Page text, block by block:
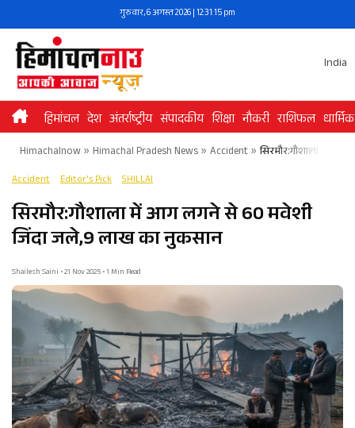
to
content
गुरुवार, 6 अगस्त 2026 | 12:31:16 pm
India
हिमांचल देश अंतर्राष्ट्रीय संपादकीय शिक्षा नौकरी राशिफल धार्मिक
Himachalnow» Himachal Pradesh News» Accident» सिरमौर:गौशाला में
Accident Editor's Pick SHILLAI
सिरमौर:गौशाला में आग लगने से 60 मवेशी
जिंदा जले,9 लाख का नुकसान
Shailesh Saini • 21 Nov 2025 • 1 Min Read